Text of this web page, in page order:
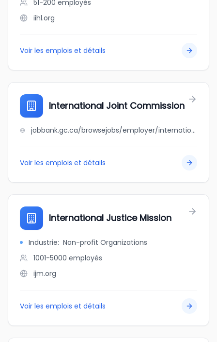
51-200 employés
iihl.org
Voir les emplois et détails
International Joint Commission
jobbank.gc.ca/browsejobs/employer/international+joint+commission/ca
Voir les emplois et détails
International Justice Mission
Industrie: Non-profit Organizations
1001-5000 employés
ijm.org
Voir les emplois et détails